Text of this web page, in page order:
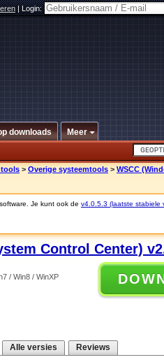
|Login:
downloads Meer
> Overige systeemtools > WSCC
Je kunt ook de v4.0.5.3 (laatste stabiele
Control Center)
/ Win8 / WinXP
Alle versies Reviews